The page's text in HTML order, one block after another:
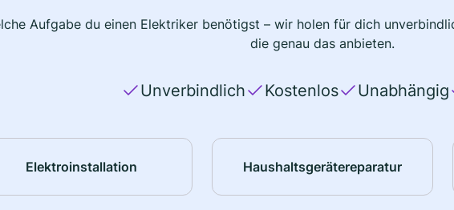
Aufgabe du einen Elektriker benötigst – wir holen für dich
die genau das anbieten.
Unverbindlich Kostenlos Unabhängig
Elektroinstallation Haushaltsgerätereparatur